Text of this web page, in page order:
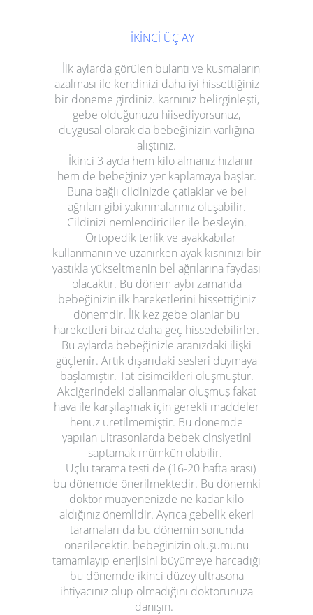
İKİNCİ ÜÇ AY
İlk aylarda görülen bulantı ve kusmaların
azalması ile kendinizi daha iyi hissettiğiniz
bir döneme girdiniz. karnınız belirginleşti,
gebe olduğunuzu hiisediyorsunuz,
duygusal olarak da bebeğinizin varlığına
alıştınız.
İkinci 3 ayda hem kilo almanız hızlanır
hem de bebeğiniz yer kaplamaya başlar.
Buna bağlı cildinizde çatlaklar ve bel
ağrıları gibi yakınmalarınız oluşabilir.
Cildinizi nemlendiriciler ile besleyin.
Ortopedik terlik ve ayakkabılar
kullanmanın ve uzanırken ayak kısnınızı bir
yastıkla yükseltmenin bel ağrılarına faydası
olacaktır. Bu dönem aybı zamanda
bebeğinizin ilk hareketlerini hissettiğiniz
dönemdir. İlk kez gebe olanlar bu
hareketleri biraz daha geç hissedebilirler.
Bu aylarda bebeğinizle aranızdaki ilişki
güçlenir. Artık dışarıdaki sesleri duymaya
başlamıştır. Tat cisimcikleri oluşmuştur.
Akciğerindeki dallanmalar oluşmuş fakat
hava ile karşılaşmak için gerekli maddeler
henüz üretilmemiştir. Bu dönemde
yapılan ultrasonlarda bebek cinsiyetini
saptamak mümkün olabilir.
Üçlü tarama testi de (16-20 hafta arası)
bu dönemde önerilmektedir. Bu dönemki
doktor muayenenizde ne kadar kilo
aldığınız önemlidir. Ayrıca gebelik ekeri
taramaları da bu dönemin sonunda
önerilecektir. bebeğinizin oluşumunu
tamamlayıp enerjisini büyümeye harcadığı
bu dönemde ikinci düzey ultrasona
ihtiyacınız olup olmadığını doktorunuza
danışın.